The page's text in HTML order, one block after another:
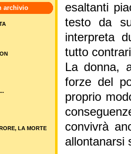
esaltanti
testo da
interpreta
tutto
La donna,
forze del
proprio
convivrà
allontanarsi
archivio
LA MORTE